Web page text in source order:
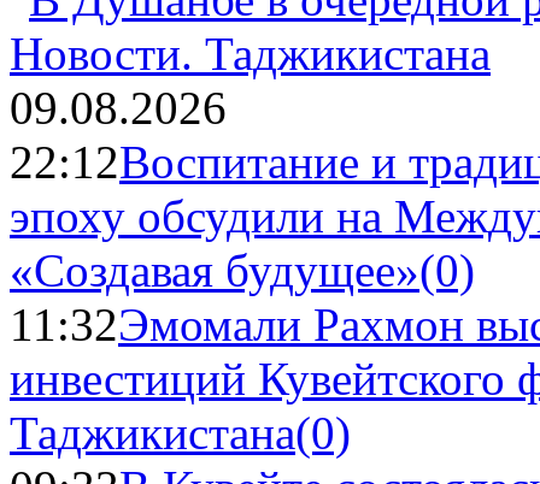
Новости. Таджикистана
09.08.2026
22:12Воспитание и
эпоху обсудили на
«Создавая будущее»(0)
11:32Эмомали Рахмон
инвестиций Кувейтского
Таджикистана(0)